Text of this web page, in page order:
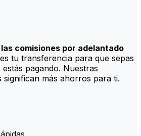
comisiones por adelantado
tu transferencia para que sepas
pagando. Nuestras
significan más ahorros para ti.